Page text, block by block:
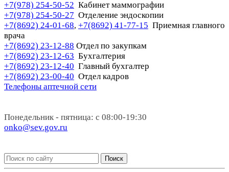
+7(978) 254-50-52 Кабинет маммографии
+7(978) 254-50-27 Отделение эндоскопии
+7(8692) 24-01-68, +7(8692) 41-77-15 Приемная главного
врача
+7(8692) 23-12-88 Отдел по закупкам
+7(8692) 23-12-63 Бухгалтерия
+7(8692) 23-12-40 Главный бухгалтер
+7(8692) 23-00-40 Отдел кадров
Телефоны аптечной сети
Понедельник - пятница: с 08:00-19:30
onko@sev.gov.ru
Поиск